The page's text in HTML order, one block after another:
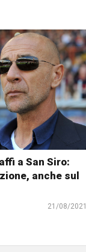
a San Siro:
anche sul
21/08/2021